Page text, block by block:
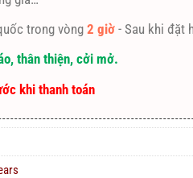
trong vòng2 giờ- Sau khi đặt
thân thiện, cởi mở.
khi thanh toán